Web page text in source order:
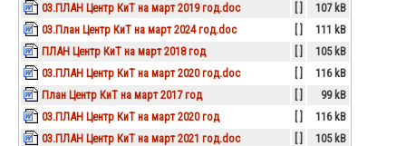
03.ПЛАН Центр КиТ на март 2019 год.doc
107 kB
03.План Центр КиТ на март 2024 год.doc
111 kB
ПЛАН Центр КиТ на март 2018 год
105 kB
03.ПЛАН Центр КиТ на март 2020 год.doc
116 kB
План Центр КиТ на март 2017 год
99 kB
03.ПЛАН Центр КиТ на март 2020 год
116 kB
03.ПЛАН Центр КиТ на март 2021 год.doc
105 kB